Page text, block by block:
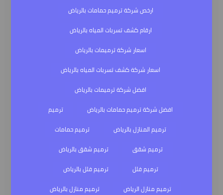
ارخص شركة ترميم حمامات بالرياض
ارقام كشف تسربات المياه بالرياض
اسعار شركة ترميمات بالرياض
اسعار شركة كشف تسربات المياه بالرياض
افضل شركة ترميمات بالرياض
افضل شركة ترميم حمامات بالرياض
ترميم
ترميم المنازل بالرياض
ترميم حمامات
ترميم شقق
ترميم شقق بالرياض
ترميم فلل
ترميم فلل بالرياض
ترميم منازل الرياض
ترميم منازل بالرياض